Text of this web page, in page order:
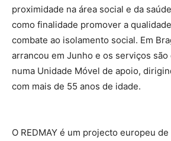
proximidade na área social e da
como finalidade promover a
combate ao isolamento social. Em
arrancou em Junho e os serviços
numa Unidade Móvel de apoio,
com mais de 55 anos de idade.
O REDMAY é um projecto europeu